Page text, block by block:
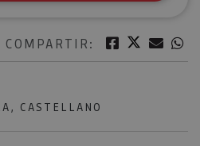
COMPARTIR: Facebook
Twitter
CASTELLANO